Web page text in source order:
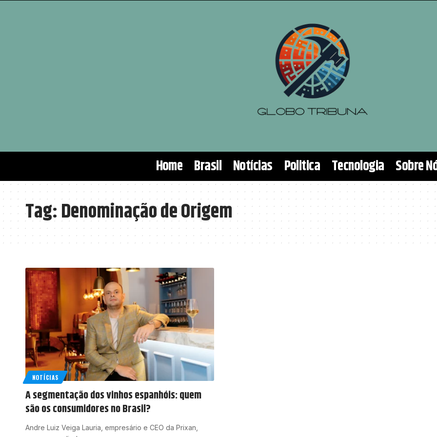
Home Brasil Notícias Politica Tecnologia Sobre
Tag:Denominação de Origem
NOTÍCIAS
A segmentação dos vinhos espanhóis: quem
são os consumidores no Brasil?
Andre Luiz Veiga Lauria, empresário e CEO da Prixan,